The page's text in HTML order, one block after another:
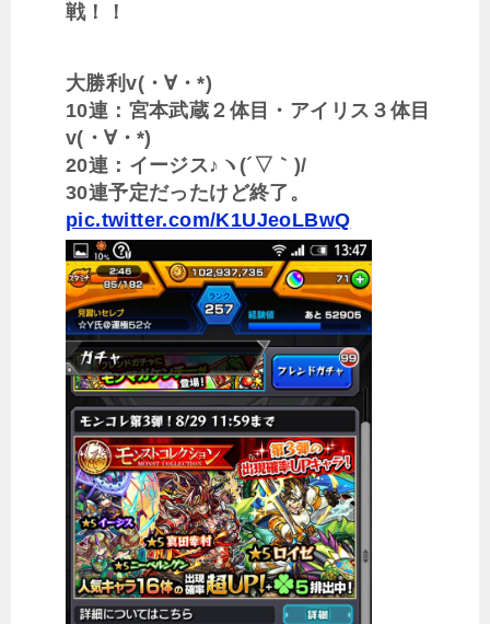
戦！！
大勝利v(・∀・*)
10連：宮本武蔵２体目・アイリス３体目
v(・∀・*)
20連：イージス♪ヽ(´▽｀)/
30連予定だったけど終了。
pic.twitter.com/K1UJeoLBwQ